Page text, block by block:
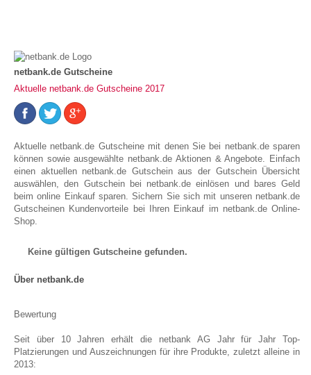
netbank.de Gutscheine
Aktuelle netbank.de Gutscheine 2017
Aktuelle netbank.de Gutscheine mit denen Sie bei netbank.de sparen
können sowie ausgewählte netbank.de Aktionen & Angebote. Einfach
einen aktuellen netbank.de Gutschein aus der Gutschein Übersicht
auswählen, den Gutschein bei netbank.de einlösen und bares Geld
beim online Einkauf sparen. Sichern Sie sich mit unseren netbank.de
Gutscheinen Kundenvorteile bei Ihren Einkauf im netbank.de Online-
Shop.
Keine gültigen Gutscheine gefunden.
Über netbank.de
Bewertung
Seit über 10 Jahren erhält die netbank AG Jahr für Jahr Top-
Platzierungen und Auszeichnungen für ihre Produkte, zuletzt alleine in
2013: